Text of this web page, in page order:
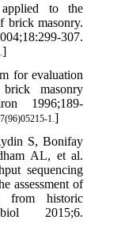
to the
brick masonry.
307.
]
for evaluation
masonry
1996;189-
1.]
S, Bonifay
AL, et al.
sequencing
assessment of
from historic
2015;6.